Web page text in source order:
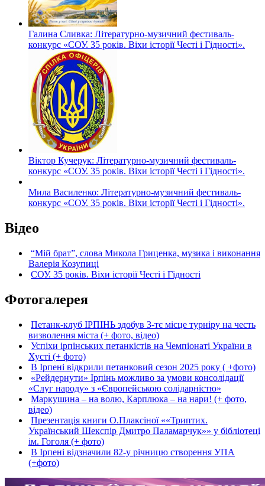
Галина Сливка: Літературно-музичний фестиваль-
конкурс «СОУ. 35 років. Віхи історії Честі і Гідності».
Віктор Кучерук: Літературно-музичний фестиваль-
конкурс «СОУ. 35 років. Віхи історії Честі і Гідності».
Мила Василенко: Літературно-музичний фестиваль-
конкурс «СОУ. 35 років. Віхи історії Честі і Гідності».
Відео
“Мій брат”, слова Микола Гриценка, музика і виконання
Валерія Козупиці
СОУ. 35 років. Віхи історії Честі і Гідності
Фотогалерея
Петанк-клуб ІРПІНЬ здобув 3-тє місце турніру на честь
визволення міста (+ фото, відео)
Успіхи ірпінських петанкістів на Чемпіонаті України в
Хусті (+ фото)
В Ірпені відкрили петанковий сезон 2025 року ( +фото)
«Рейдернути» Ірпінь можливо за умови консолідації
«Слуг народу» з «Європейською солідарністю»
Маркушина – на волю, Карплюка – на нари! (+ фото,
відео)
Презентація книги О.Плаксіної ««Триптих.
Український Шекспір Дмитро Паламарчук»» у бібліотеці
ім. Гоголя (+ фото)
В Ірпені відзначили 82-у річницю створення УПА
(+фото)